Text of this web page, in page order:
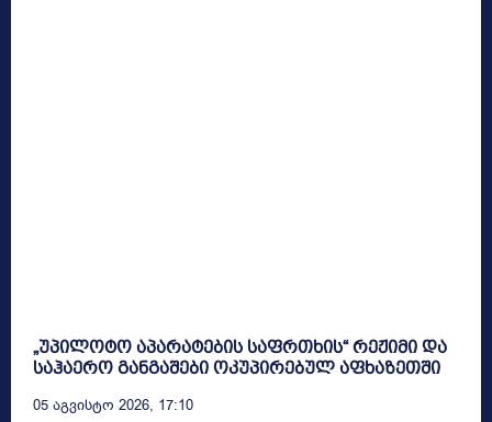
„უპილოტო აპარატების საფრთხის“ რეჟიმი და
საჰაერო განგაშები ოკუპირებულ აფხაზეთში
05 Აგვისტო 2026, 17:10